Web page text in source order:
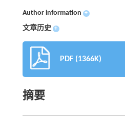
Author information +
文章历史 +
PDF (1366K)
摘要